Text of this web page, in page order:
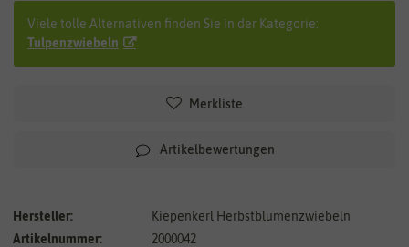
Viele tolle Alternativen finden Sie in der Kategorie:
Tulpenzwiebeln
Merkliste
Artikelbewertungen
Hersteller:
Kiepenkerl Herbstblumenzwiebeln
Artikelnummer:
2000042